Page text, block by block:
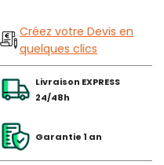
Créez votre Devis en
quelques clics
Livraison EXPRESS
24/48h
Garantie 1 an